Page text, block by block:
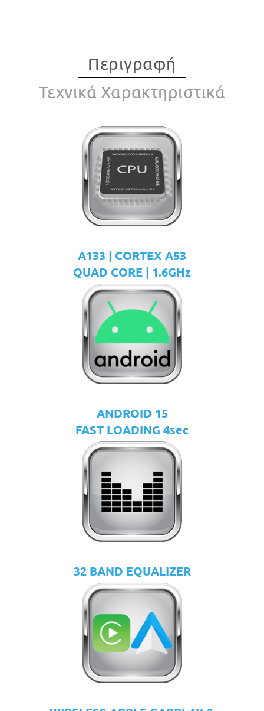
Περιγραφή
Τεχνικά Χαρακτηριστικά
A133 | CORTEX A53
QUAD CORE | 1.6GHz
ANDROID 15
FAST LOADING 4sec
32 BAND EQUALIZER